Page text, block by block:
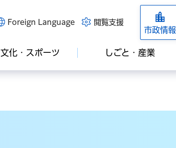
Foreign Language 閲覧支援
市政情報
文化・スポーツ しごと・産業